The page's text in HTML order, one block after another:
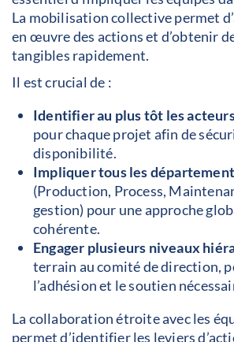
La mobilisation collective permet
en œuvre des actions et d’obtenir
tangibles rapidement.
Il est crucial de :
Identifier au plus tôt les
pour chaque projet afin de
disponibilité.
Impliquer tous les
(Production, Process,
gestion) pour une approche
cohérente.
Engager plusieurs niveaux
terrain au comité de direction,
l’adhésion et le soutien
La collaboration étroite avec les
permet d’identifier les leviers